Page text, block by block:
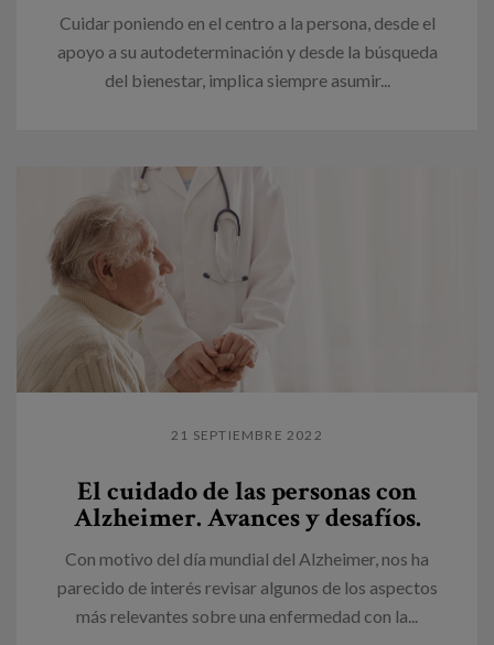
Cuidar poniendo en el centro a la persona, desde el
apoyo a su autodeterminación y desde la búsqueda
del bienestar, implica siempre asumir...
21 SEPTIEMBRE 2022
El cuidado de las personas con
Alzheimer. Avances y desafíos.
Con motivo del día mundial del Alzheimer, nos ha
parecido de interés revisar algunos de los aspectos
más relevantes sobre una enfermedad con la...